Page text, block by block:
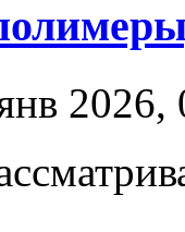
2026,